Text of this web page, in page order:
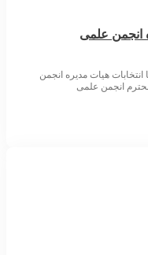
انجمن علمی
نامزدها انتخابات هیات مدیره انجمن
۱۴۰۵/۵/۶ اعضای محترم انجمن علمی